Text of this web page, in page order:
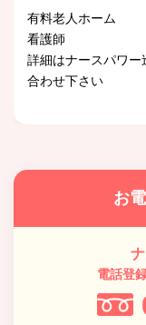
有料老人ホーム
看護師
詳細はナースパワー
合わせ下さい
お
電話登